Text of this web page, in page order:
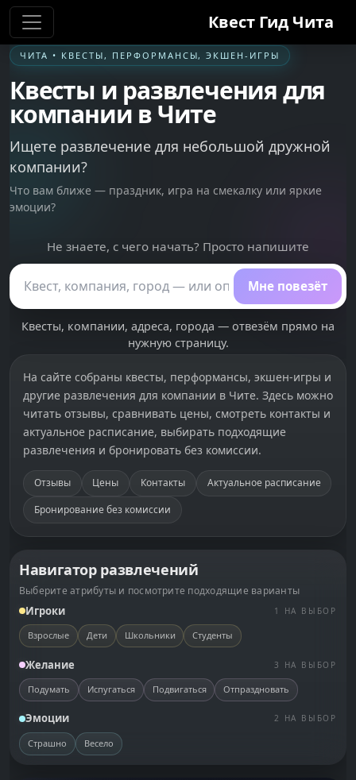
Квест Гид Чита
ЧИТА • КВЕСТЫ, ПЕРФОРМАНСЫ, ЭКШЕН-ИГРЫ
Квесты и развлечения для
компании вЧите
Ищете развлечение для небольшой дружной
компании?
Что вам ближе — праздник, игра на смекалку или яркие
эмоции?
Не знаете, с чего начать? Просто напишите
Поиск по сайту
Мне повезёт
Квесты, компании, адреса, города — отвезём прямо на
нужную страницу.
На сайте собраны квесты, перформансы, экшен-игры и
другие развлечения для компании в Чите. Здесь можно
читать отзывы, сравнивать цены, смотреть контакты и
актуальное расписание, выбирать подходящие
развлечения и бронировать без комиссии.
Отзывы Цены Контакты
Актуальное расписание
Бронирование без комиссии
Навигатор развлечений
Выберите атрибуты и посмотрите подходящие варианты
Игроки 1 НА ВЫБОР
Взрослые Дети Школьники Студенты
Желание 3 НА ВЫБОР
Подумать Испугаться Подвигаться Отпраздновать
Эмоции 2 НА ВЫБОР
Страшно Весело